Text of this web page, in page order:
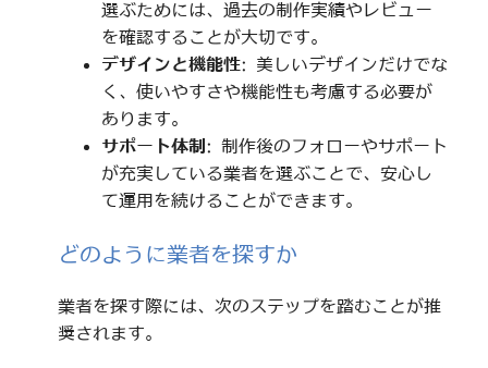
選ぶためには、過去の制作実績やレビュー
を確認することが大切です。
デザインと機能性: 美しいデザインだけでな
く、使いやすさや機能性も考慮する必要が
あります。
サポート体制 : 制作後のフォローやサポート
が充実している業者を選ぶことで、安心し
て運用を続けることができます。
どのように業者を探すか
業者を探す際には、次のステップを踏むことが推
奨されます。